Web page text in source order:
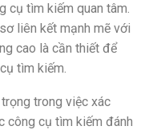
cụ tìm kiếm quan tâm.
liên kết mạnh mẽ với
cao là cần thiết để
tìm kiếm.
trong việc xác
công cụ tìm kiếm đánh